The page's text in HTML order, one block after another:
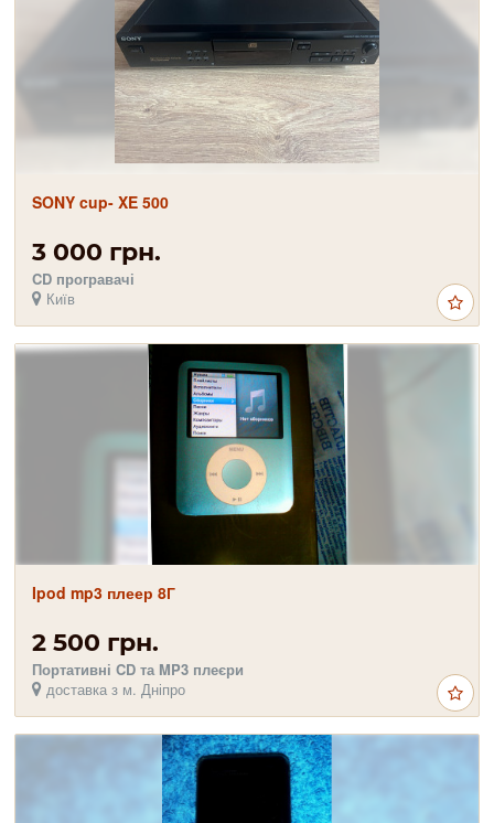
SONY cup- XE 500
3 000 грн.
CD програвачі
Київ
Ipod mp3 плеер 8Г
2 500 грн.
Портативні CD та MP3 плеєри
доставка з м. Дніпро